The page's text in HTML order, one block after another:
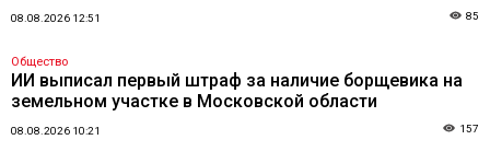
08.08.2026 12:51 85
Общество
ИИ выписал первый штраф за наличие борщевика на
земельном участке в Московской области
08.08.2026 10:21 157